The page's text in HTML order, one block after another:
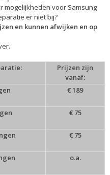
mogelijkheden voor Samsung
er niet bij?
en kunnen afwijken en op
Prijzen zijn
vanaf:
€ 189
€ 75
€ 75
o.a.